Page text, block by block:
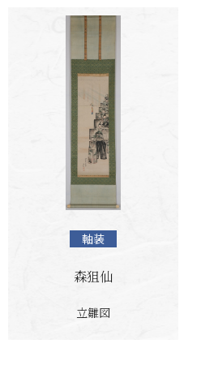
軸装
森狙仙
立雛図